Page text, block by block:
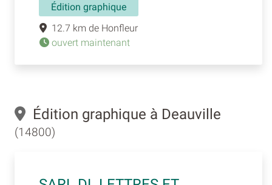
Édition graphique
12.7 km de Honfleur
ouvert maintenant
Édition graphique à Deauville
(14800)